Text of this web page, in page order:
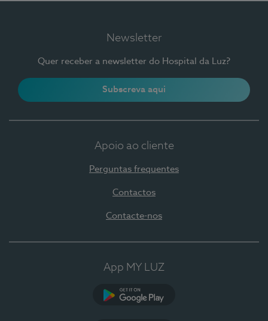
Newsletter
Quer receber a newsletter do Hospital da Luz?
Subscreva aqui
Apoio ao cliente
Perguntas frequentes
Contactos
Contacte-nos
App MY LUZ